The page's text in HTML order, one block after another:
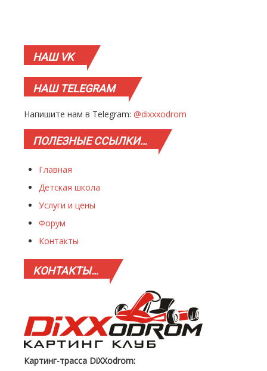
НАШVK
НАШTELEGRAM
Напишите нам в Telegram: @dixxxodrom
ПОЛЕЗНЫЕССЫЛКИ…
Главная
Детская школа
Услуги и цены
Форум
Контакты
КОНТАКТЫ…
Картинг-трасса DiXXodrom: